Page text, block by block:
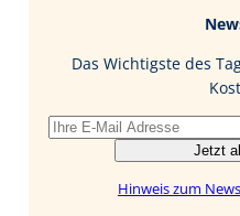
I
Das Wichtigste des
Jetzt
Hinweis zum